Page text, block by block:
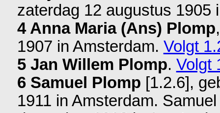
zaterdag 12 augustus 1905
4 Anna Maria (Ans) Plomp
1907 in Amsterdam. Volgt
5 Jan Willem Plomp. Volgt
6 Samuel Plomp [1.2.6],
1911 in Amsterdam.